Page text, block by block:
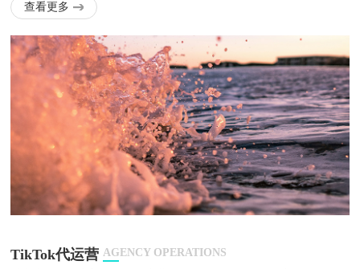
查看更多
TikTok代运营 AGENCY OPERATIONS